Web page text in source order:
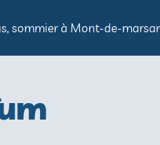
sommier à Mont-de-